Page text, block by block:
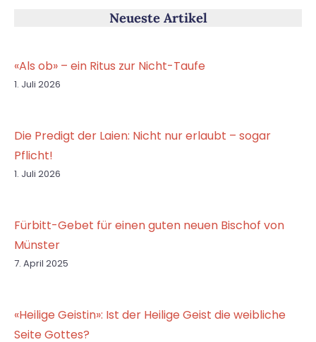
Neueste Artikel
«Als ob» – ein Ritus zur Nicht-Taufe
1. Juli 2026
Die Predigt der Laien: Nicht nur erlaubt – sogar
Pflicht!
1. Juli 2026
Fürbitt-Gebet für einen guten neuen Bischof von
Münster
7. April 2025
«Heilige Geistin»: Ist der Heilige Geist die weibliche
Seite Gottes?